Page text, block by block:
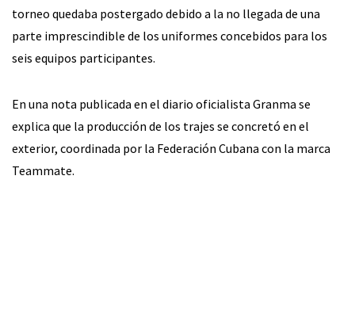
torneo quedaba postergado debido a la no llegada de una
parte imprescindible de los uniformes concebidos para los
seis equipos participantes.
En una nota publicada en el diario oficialista Granma se
explica que la producción de los trajes se concretó en el
exterior, coordinada por la Federación Cubana con la marca
Teammate.